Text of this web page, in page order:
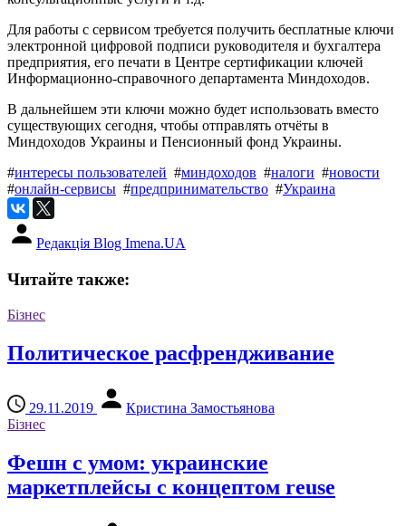
Для работы с сервисом требуется получить бесплатные ключи
электронной цифровой подписи руководителя и бухгалтера
предприятия, его печати в Центре сертификации ключей
Информационно-справочного департамента Миндоходов.
В дальнейшем эти ключи можно будет использовать вместо
существующих сегодня, чтобы отправлять отчёты в
Миндоходов Украины и Пенсионный фонд Украины.
#интересы пользователей #миндоходов #налоги #новости
#онлайн-сервисы #предпринимательство #Украина
Редакція Blog Imena.UA
Читайте также:
Бізнес
Политическое расфрендживание
29.11.2019
Кристина Замостьянова
Бізнес
Фешн с умом: украинские
маркетплейсы с концептом reuse